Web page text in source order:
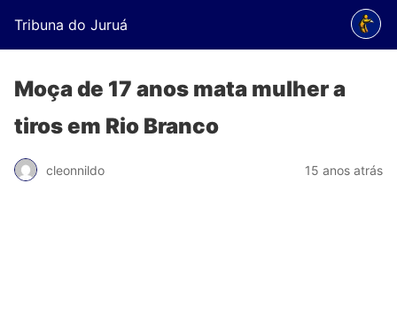
Tribuna do Juruá
Moça de 17 anos mata mulher a
tiros em Rio Branco
cleonnildo 15 anos atrás